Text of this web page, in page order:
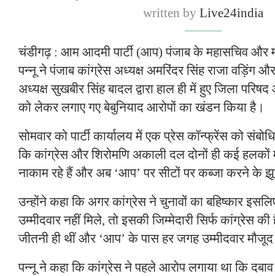
written byLive24india
चंडीगढ़ : आम आदमी पार्टी (आप) पंजाब के महासचिव और
पन्नू ने पंजाब कांग्रेस अध्यक्ष अमरिंदर सिंह राजा वड़िंग
अध्यक्ष सुखबीर सिंह बादल द्वारा हाल ही में हुए जिला
को लेकर लगाए गए बेबुनियाद आरोपों का खंडन किया है।
सोमवार को पार्टी कार्यालय में एक प्रेस कॉन्फ्रेंस को
कि कांग्रेस और शिरोमणि अकाली दल दोनों ही कई
नाकाम रहे हैं और अब ‘आप’ पर सीटों पर कब्जा करने के
उन्होंने कहा कि अगर कांग्रेस ने चुनावों का बहिष्कार
उम्मीदवार नहीं मिले, तो इसकी जिम्मेदारी सिर्फ कांग्रेस
जीतनी ही थीं और ‘आप’ के पास हर जगह उम्मीदवार
पन्नू ने कहा कि कांग्रेस ने पहले आरोप लगाया था कि